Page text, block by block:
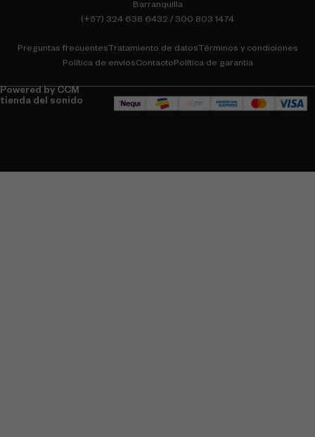
Barranquilla
(+57) 324 638 6432 / 300 803 1474
Preguntas frecuentes Tratamiento de datos Términos y condiciones
Política de envíosContactoPolítica de garantia
Powered by CCM
tienda del sonido